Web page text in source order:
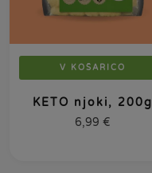
V KOŠARICO
KETO njoki, 200g
6,99 €